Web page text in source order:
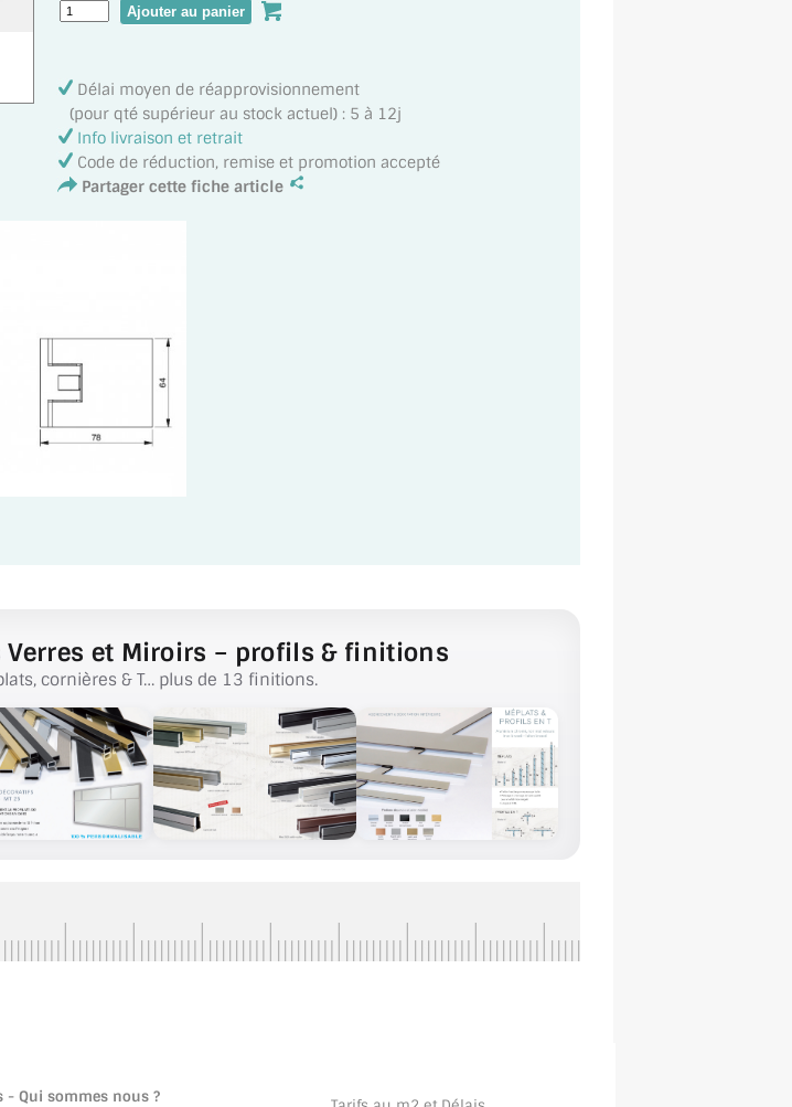
Délai moyen de réapprovisionnement
(pour qté supérieur au stock actuel) : 5 à 12j
Info livraison et retrait
Code de réduction, remise et promotion accepté
Partager cette fiche article
et Miroirs – profils & finitions
cornières & T… plus de 13 finitions.
- Qui sommes nous ?